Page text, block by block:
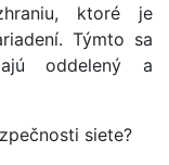
ktoré je
Týmto sa
oddelený a
siete?